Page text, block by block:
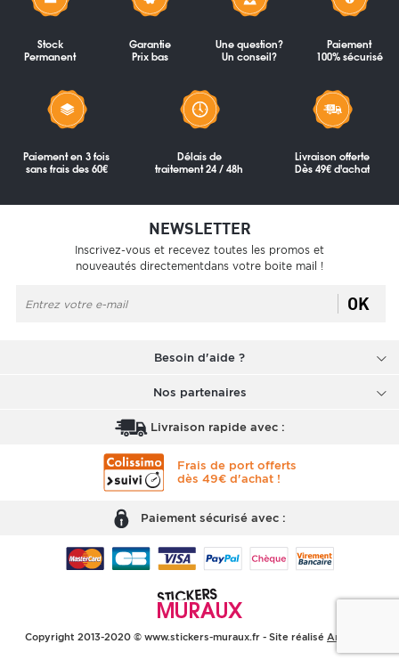
Stock
Permanent
Garantie
Prix bas
Une question?
Un conseil?
Paiement
100% sécurisé
Paiement en 3 fois
sans frais des 60€
Délais de
traitement 24 / 48h
Livraison offerte
Dès 49€ d'achat
NEWSLETTER
Inscrivez-vous et recevez toutes les promos et
nouveautés directementdans votre boite mail !
OK
Besoin d'aide ?
Nos partenaires
Livraison rapide avec :
Frais de port offerts
dès 49€ d'achat !
Paiement sécurisé avec :
Copyright 2013-2020 © www.stickers-muraux.fr - Site réalisé Arobases